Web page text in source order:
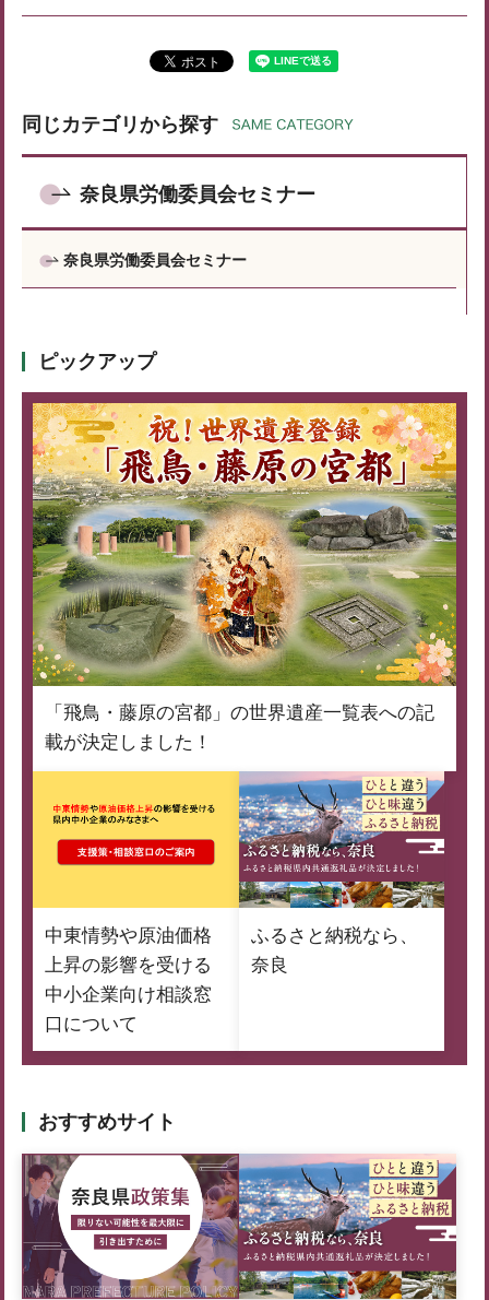
同じカテゴリから探す
奈良県労働委員会セミナー
奈良県労働委員会セミナー
ピックアップ
「飛鳥・藤原の宮都」の世界遺産一覧表への記
載が決定しました！
中東情勢や原油価格
上昇の影響を受ける
中小企業向け相談窓
口について
ふるさと納税なら、
奈良
おすすめサイト